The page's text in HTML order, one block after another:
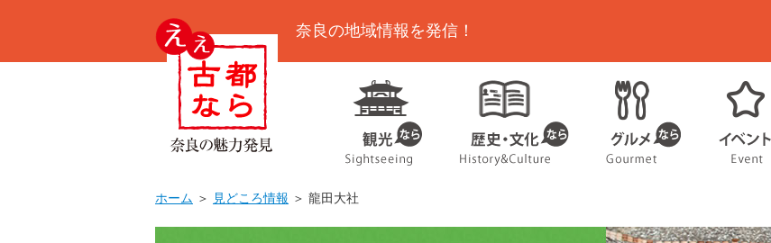
奈良の地域情報を発信！
ホーム ＞ 見どころ情報 ＞ 龍田大社